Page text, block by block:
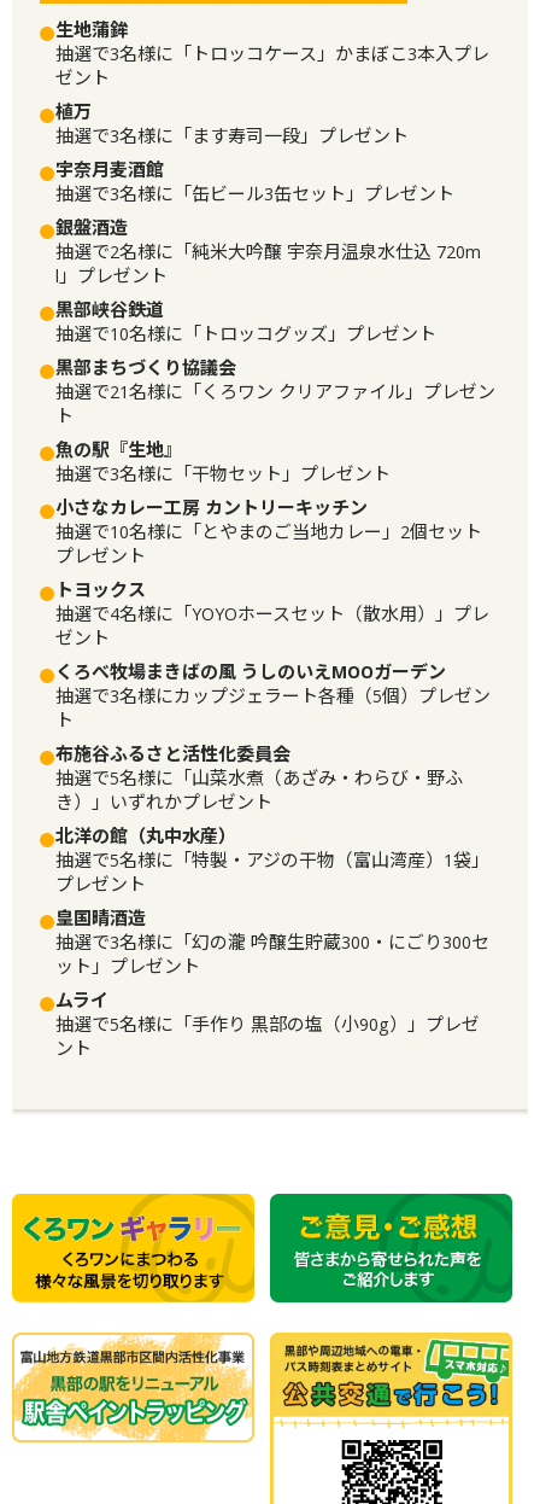
生地蒲鉾
抽選で3名様に「トロッコケース」かまぼこ3本入プレ
ゼント
植万
抽選で3名様に「ます寿司一段」プレゼント
宇奈月麦酒館
抽選で3名様に「缶ビール3缶セット」プレゼント
銀盤酒造
抽選で2名様に「純米大吟醸 宇奈月温泉水仕込 720m
l」プレゼント
黒部峡谷鉄道
抽選で10名様に「トロッコグッズ」プレゼント
黒部まちづくり協議会
抽選で21名様に「くろワン クリアファイル」プレゼン
ト
魚の駅『生地』
抽選で3名様に「干物セット」プレゼント
小さなカレー工房 カントリーキッチン
抽選で10名様に「とやまのご当地カレー」2個セット
プレゼント
トヨックス
抽選で4名様に「YOYOホースセット（散水用）」プレ
ゼント
くろべ牧場まきばの風 うしのいえMOOガーデン
抽選で3名様にカップジェラート各種（5個）プレゼン
ト
布施谷ふるさと活性化委員会
抽選で5名様に「山菜水煮（あざみ・わらび・野ふ
き）」いずれかプレゼント
北洋の館（丸中水産）
抽選で5名様に「特製・アジの干物（富山湾産）1袋」
プレゼント
皇国晴酒造
抽選で3名様に「幻の瀧 吟醸生貯蔵300・にごり300セ
ット」プレゼント
ムライ
抽選で5名様に「手作り 黒部の塩（小90g）」プレゼ
ント